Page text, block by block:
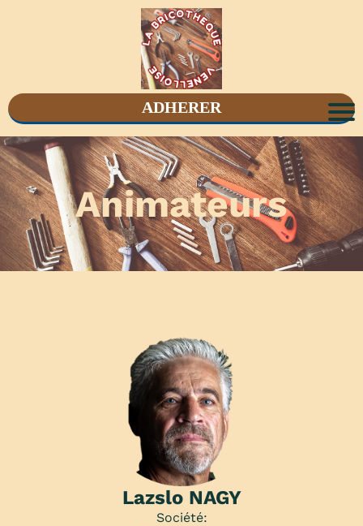
ADHERER
Animateurs
Lazslo NAGY
Société: